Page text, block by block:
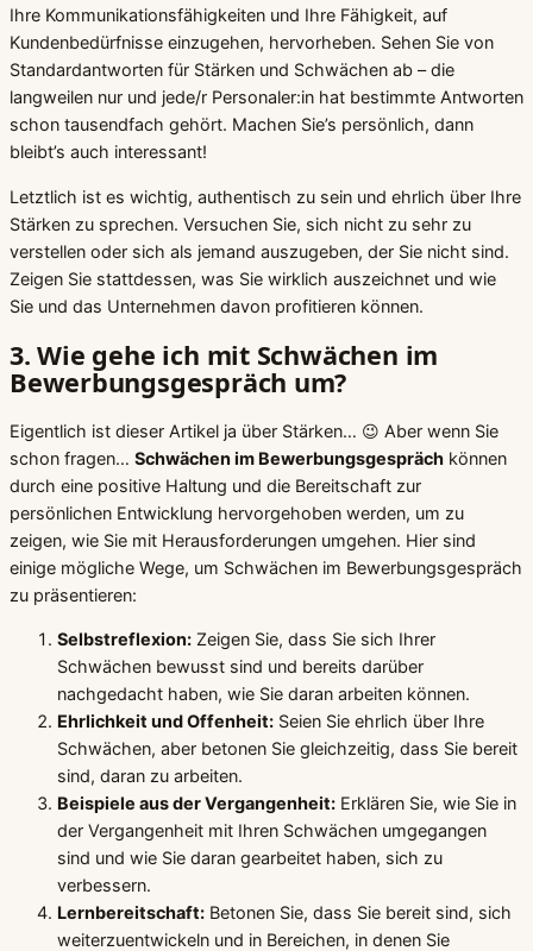
Ihre Kommunikationsfähigkeiten und Ihre Fähigkeit, auf
Kundenbedürfnisse einzugehen, hervorheben. Sehen Sie von
Standardantworten für Stärken und Schwächen ab – die
langweilen nur und jede/r Personaler:in hat bestimmte Antworten
schon tausendfach gehört. Machen Sie’s persönlich, dann
bleibt’s auch interessant!
Letztlich ist es wichtig, authentisch zu sein und ehrlich über Ihre
Stärken zu sprechen. Versuchen Sie, sich nicht zu sehr zu
verstellen oder sich als jemand auszugeben, der Sie nicht sind.
Zeigen Sie stattdessen, was Sie wirklich auszeichnet und wie
Sie und das Unternehmen davon profitieren können.
3. Wie gehe ich mit Schwächen im
Bewerbungsgespräch um?
Eigentlich ist dieser Artikel ja über Stärken… 😉 Aber wenn Sie
schon fragen… Schwächen im Bewerbungsgespräch können
durch eine positive Haltung und die Bereitschaft zur
persönlichen Entwicklung hervorgehoben werden, um zu
zeigen, wie Sie mit Herausforderungen umgehen. Hier sind
einige mögliche Wege, um Schwächen im Bewerbungsgespräch
zu präsentieren:
Selbstreflexion: Zeigen Sie, dass Sie sich Ihrer
Schwächen bewusst sind und bereits darüber
nachgedacht haben, wie Sie daran arbeiten können.
Ehrlichkeit und Offenheit: Seien Sie ehrlich über Ihre
Schwächen, aber betonen Sie gleichzeitig, dass Sie bereit
sind, daran zu arbeiten.
Beispiele aus der Vergangenheit: Erklären Sie, wie Sie in
der Vergangenheit mit Ihren Schwächen umgegangen
sind und wie Sie daran gearbeitet haben, sich zu
verbessern.
Lernbereitschaft: Betonen Sie, dass Sie bereit sind, sich
weiterzuentwickeln und in Bereichen, in denen Sie